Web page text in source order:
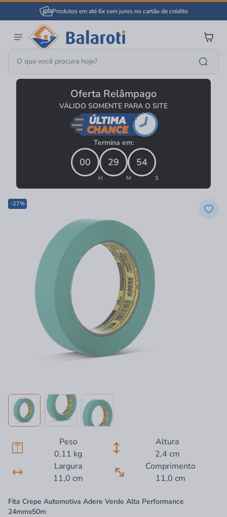
Produtos em até 6x sem juros no cartão de crédito
Tintas E Acessórios Adesivos Colas E Fitas
Oferta Relâmpago
VÁLIDO SOMENTE PARA O SITE
Termina em:
00
H
29
M
54
S
-27%
Peso
0,11 kg
Altura
2,4 cm
Largura
11,0 cm
Comprimento
11,0 cm
Fita Crepe Automotiva Adere Verde Alta Performance
24mmx50m